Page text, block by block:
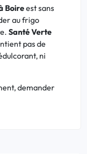
Boireest sans
au frigo
Santé Verte
pas de
ni
demander